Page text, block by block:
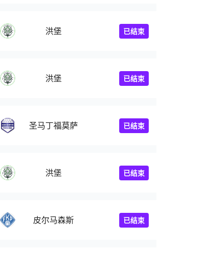
洪堡 已结束
洪堡 已结束
圣马丁福莫萨 已结束
洪堡 已结束
皮尔马森斯 已结束